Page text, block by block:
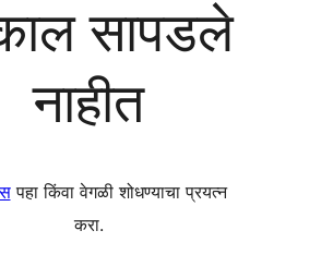
सापडले
नाहीत
पहा किंवा वेगळी शोधण्याचा प्रयत्न
करा.